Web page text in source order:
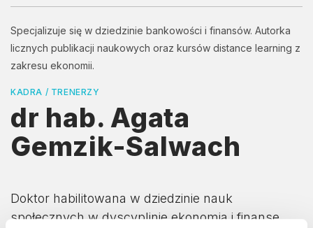
Specjalizuje się w dziedzinie bankowości i finansów. Autorka
licznych publikacji naukowych oraz kursów distance learning z
zakresu ekonomii.
KADRA / TRENERZY
dr hab. Agata
Gemzik-Salwach
Doktor habilitowana w dziedzinie nauk
społecznych w dyscyplinie ekonomia i finanse